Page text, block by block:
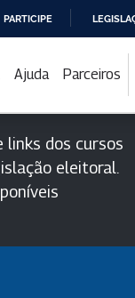
PARTICIPE
Ajuda Parceiros
links dos cursos
eleitoral.